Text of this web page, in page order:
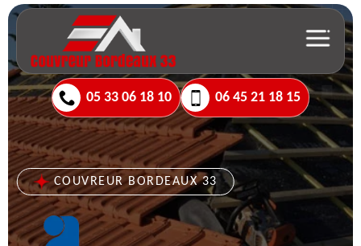
05 33 06 18 10 06 45 21 18 15
COUVREUR BORDEAUX 33